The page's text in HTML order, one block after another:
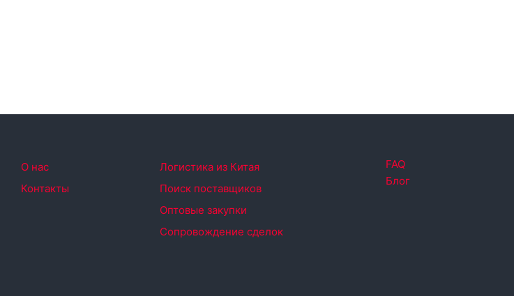
О нас
Контакты
Логистика из Китая
Поиск поставщиков
Оптовые закупки
Сопровождение сделок
FAQ
Блог